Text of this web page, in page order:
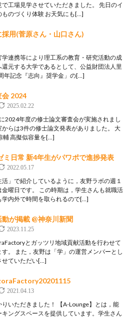
工場見学させていただきました。 先日のイ
ものづくり体験 お天気にも[…]
採用(菅原さん・山口さん)
学連携等により理工系の教育・研究活動の成
元する大学であるとして、公益財団法人里
年記念『志向』奨学金」の[…]
会 2024
2025.02.22
2024年度の修士論文審査会が実施されまし
らは3件の修士論文発表がありました。 大
輔 高擬似容量を[…]
ミ日常 新4年生がパワポで進捗発表
2022.05.17
」で紹介しているように，友野ラボの週１
曜日です。 この時期は，学生さんも就職活
学内外で時間を取られるので[…]
が掲載 @神奈川新聞
2023.11.25
とガッツリ地域貢献活動を行わせて
。 また，友野は「学」の運営メンバーとし
せていただい[…]
2021.04.13
りいただきました！ 【A-Lounge】とは，能
キングスペースを提供しています。学生さん